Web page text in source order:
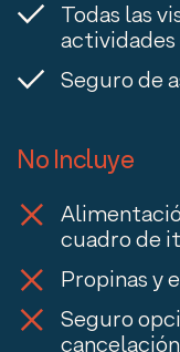
Todas las
Seguro de
No Incluye
cuadro de
Propinas y
Seguro